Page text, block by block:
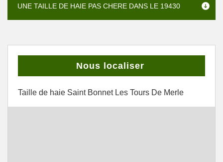
UNE TAILLE DE HAIE PAS CHERE DANS LE 19430
Nous localiser
Taille de haie Saint Bonnet Les Tours De Merle